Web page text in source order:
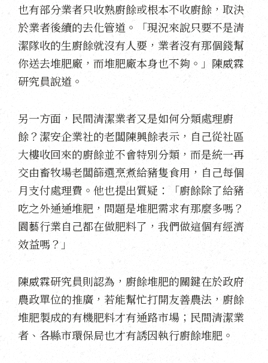
也有部分業者只收熟廚餘或根本不收廚餘，取決
於業者後續的去化管道。「現況來說只要不是清
潔隊收的生廚餘就沒有人要，業者沒有那個錢幫
你送去堆肥廠，而堆肥廠本身也不夠。」陳威霖
研究員說道。
另一方面，民間清潔業者又是如何分類處理廚
餘？潔安企業社的老闆陳興餘表示，自己從社區
大樓收回來的廚餘並不會特別分類，而是統一再
交由畜牧場老闆篩選烹煮給豬隻食用，自己每個
月支付處理費。他也提出質疑：「廚餘除了給豬
吃之外通通堆肥，問題是堆肥需求有那麼多嗎？
園藝行業自己都在做肥料了，我們做這個有經濟
效益嗎？」
陳威霖研究員則認為，廚餘堆肥的關鍵在於政府
農政單位的推廣，若能幫忙打開友善農法，廚餘
堆肥製成的有機肥料才有通路市場；民間清潔業
者、各縣市環保局也才有誘因執行廚餘堆肥。